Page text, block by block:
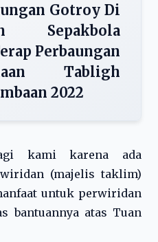
Gotroy Di
Sepakbola
Perbaungan
Tabligh
2022
kami karena ada
(majelis taklim)
untuk perwiridan
bantuannya atas Tuan